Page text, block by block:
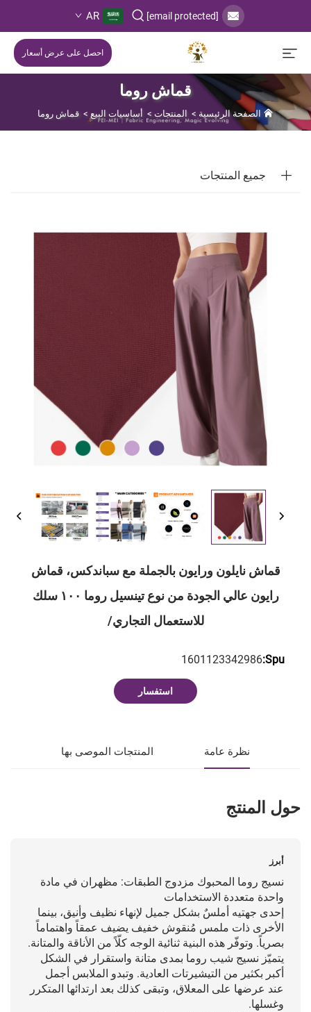
[email protected]
AR
احصل على عرض أسعار
قماش روما
الصفحة الرئيسية > المنتجات > أساسيات البيع > قماش روما
جميع المنتجات
قماش نايلون ورايون بالجملة مع سباندكس، قماش
رايون عالي الجودة من نوع تينسيل روما ١٠٠ سلك
للاستعمال التجاري/
Spu:
1601123342986
استفسار
نظرة عامة المنتجات الموصى بها
حول المنتج
أبرز
نسيج روما المحبوك مزدوج الطبقات: مظهران في مادة
واحدة متعددة الاستخدامات
إحدى جهتيه أملسٌ بشكل جميل لإنهاء نظيف وأنيق، بينما
الأخرى ذات ملمس مُنقوش خفيف يضيف عمقاً واهتماماً
بصرياً. وتوفّر هذه البنية ثنائية الوجه كلّاً من الأناقة والمتانة.
يتميّز نسيج شيب روما بمدى متانة واستقرار في الشكل
أكبر بكثير من التيشيرتات العادية. وتبدو الملابس أجمل
عند عرضها على المعلاق، وتبقى كذلك بعد ارتدائها المتكرر
وغسلها.